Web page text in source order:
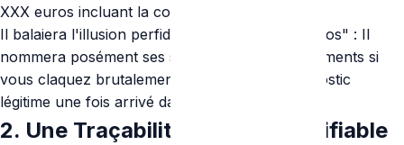
XXX euros incluant la course".
Il balaiera l'illusion perfide du "Devis à zéro euros" : Il
nommera posément ses stricts frais de déplacements si
vous claquez brutalement la porte à son diagnostic
légitime une fois arrivé dans les bouchons.
2. Une Traçabilité Légale Infalsifiable